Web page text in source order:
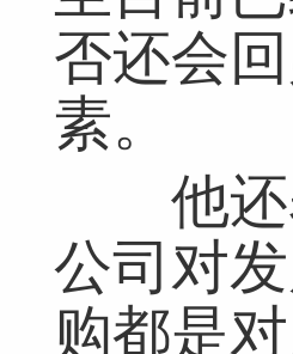
否还会
素。
他还
公司对
购都是
网友跟帖 共 0条登录名：